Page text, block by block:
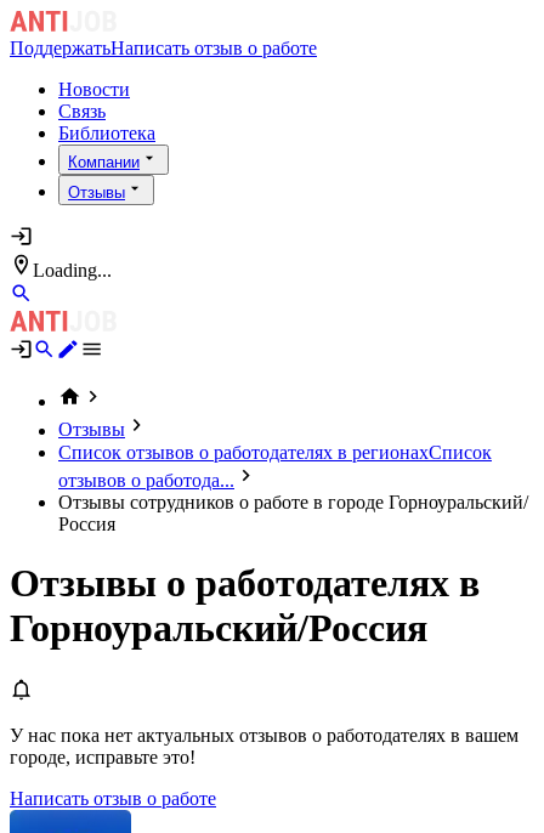
ПоддержатьНаписать отзыв о работе
Новости
Связь
Библиотека
Компании
Отзывы
Loading...
Отзывы
Список отзывов о работодателях в регионахСписок
отзывов о работода...
Отзывы сотрудников о работе в городе Горноуральский/
Россия
Отзывы о работодателях в
Горноуральский/Россия
У нас пока нет актуальных отзывов о работодателях в вашем
городе, исправьте это!
Написать отзыв о работе